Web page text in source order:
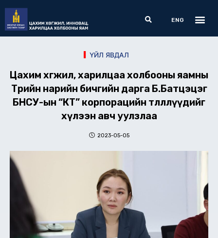
content
Search
ENG
ҮЙЛ ЯВДАЛ
Цахим хөгжил, харилцаа холбооны яамны
Төрийн нарийн бичгийн дарга Б.Батцэцэг
БНСУ-ын “КТ” корпорацийн төлөөллүүдийг
хүлээн авч уулзлаа
2023-05-05